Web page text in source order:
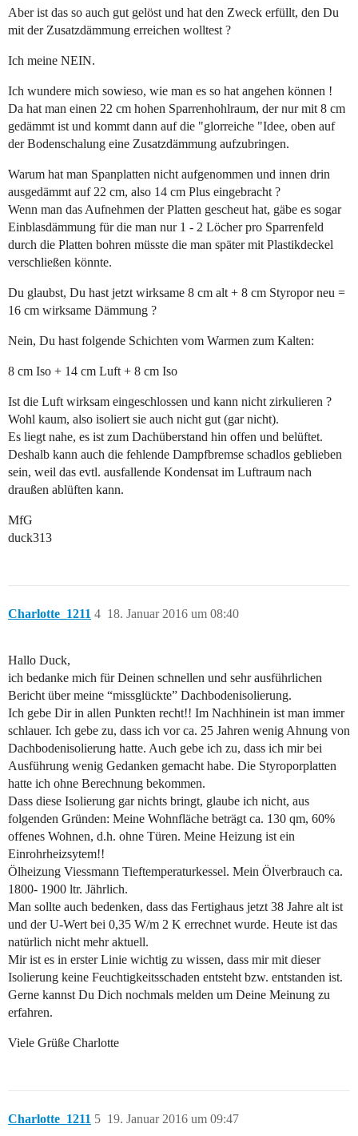
Aber ist das so auch gut gelöst und hat den Zweck erfüllt, den Du
mit der Zusatzdämmung erreichen wolltest ?
Ich meine NEIN.
Ich wundere mich sowieso, wie man es so hat angehen können !
Da hat man einen 22 cm hohen Sparrenhohlraum, der nur mit 8 cm
gedämmt ist und kommt dann auf die "glorreiche "Idee, oben auf
der Bodenschalung eine Zusatzdämmung aufzubringen.
Warum hat man Spanplatten nicht aufgenommen und innen drin
ausgedämmt auf 22 cm, also 14 cm Plus eingebracht ?
Wenn man das Aufnehmen der Platten gescheut hat, gäbe es sogar
Einblasdämmung für die man nur 1 - 2 Löcher pro Sparrenfeld
durch die Platten bohren müsste die man später mit Plastikdeckel
verschließen könnte.
Du glaubst, Du hast jetzt wirksame 8 cm alt + 8 cm Styropor neu =
16 cm wirksame Dämmung ?
Nein, Du hast folgende Schichten vom Warmen zum Kalten:
8 cm Iso + 14 cm Luft + 8 cm Iso
Ist die Luft wirksam eingeschlossen und kann nicht zirkulieren ?
Wohl kaum, also isoliert sie auch nicht gut (gar nicht).
Es liegt nahe, es ist zum Dachüberstand hin offen und belüftet.
Deshalb kann auch die fehlende Dampfbremse schadlos geblieben
sein, weil das evtl. ausfallende Kondensat im Luftraum nach
draußen ablüften kann.
MfG
duck313
Charlotte_1211 18. Januar 2016 um 08:40
4
Hallo Duck,
ich bedanke mich für Deinen schnellen und sehr ausführlichen
Bericht über meine “missglückte” Dachbodenisolierung.
Ich gebe Dir in allen Punkten recht!! Im Nachhinein ist man immer
schlauer. Ich gebe zu, dass ich vor ca. 25 Jahren wenig Ahnung von
Dachbodenisolierung hatte. Auch gebe ich zu, dass ich mir bei
Ausführung wenig Gedanken gemacht habe. Die Styroporplatten
hatte ich ohne Berechnung bekommen.
Dass diese Isolierung gar nichts bringt, glaube ich nicht, aus
folgenden Gründen: Meine Wohnfläche beträgt ca. 130 qm, 60%
offenes Wohnen, d.h. ohne Türen. Meine Heizung ist ein
Einrohrheizsytem!!
Ölheizung Viessmann Tieftemperaturkessel. Mein Ölverbrauch ca.
1800- 1900 ltr. Jährlich.
Man sollte auch bedenken, dass das Fertighaus jetzt 38 Jahre alt ist
und der U-Wert bei 0,35 W/m 2 K errechnet wurde. Heute ist das
natürlich nicht mehr aktuell.
Mir ist es in erster Linie wichtig zu wissen, dass mir mit dieser
Isolierung keine Feuchtigkeitsschaden entsteht bzw. entstanden ist.
Gerne kannst Du Dich nochmals melden um Deine Meinung zu
erfahren.
Viele Grüße Charlotte
Charlotte_1211 19. Januar 2016 um 09:47
5